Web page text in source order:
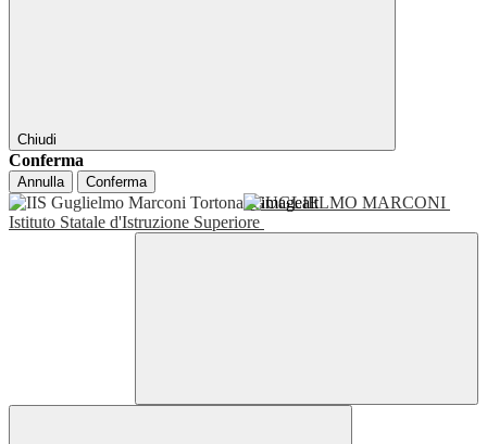
Chiudi
Conferma
Annulla Conferma
GUGLIELMO MARCONI
Istituto Statale d'Istruzione Superiore